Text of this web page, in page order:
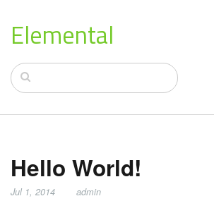
Elemental
Hello World!
Jul 1, 2014 admin